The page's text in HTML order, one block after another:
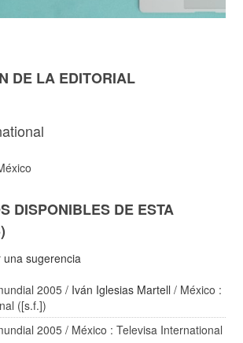
DE LA EDITORIAL
DISPONIBLES DE ESTA
una sugerencia
2005 / Iván Iglesias Martell / México :
([s.f.])
2005 / México : Televisa International